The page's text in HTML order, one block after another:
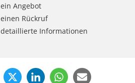
ein Angebot
einen Rückruf
detaillierte Informationen